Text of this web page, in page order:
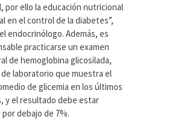
por ello la educación nutricional
en el control de la diabetes”,
endocrinólogo. Además, es
practicarse un examen
de hemoglobina glicosilada,
laboratorio que muestra el
de glicemia en los últimos
y el resultado debe estar
debajo de 7%.